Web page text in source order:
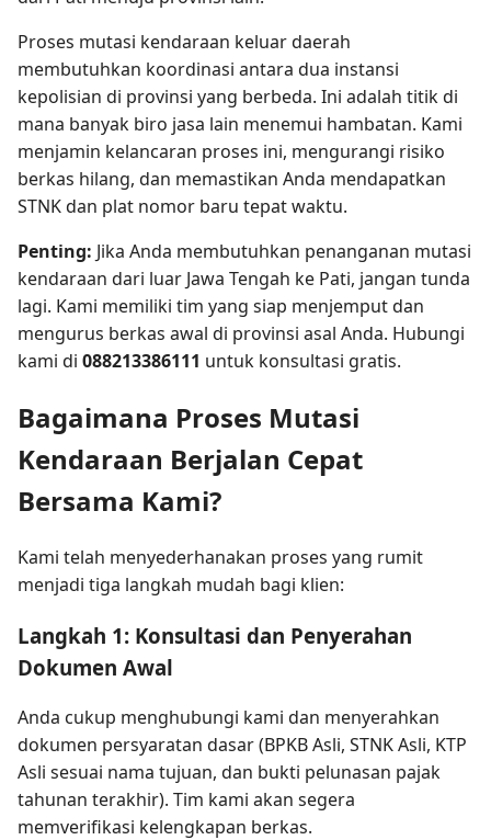
Proses mutasi kendaraan keluar daerah
membutuhkan koordinasi antara dua instansi
kepolisian di provinsi yang berbeda. Ini adalah titik di
mana banyak biro jasa lain menemui hambatan. Kami
menjamin kelancaran proses ini, mengurangi risiko
berkas hilang, dan memastikan Anda mendapatkan
STNK dan plat nomor baru tepat waktu.
Penting: Jika Anda membutuhkan penanganan mutasi
kendaraan dari luar Jawa Tengah ke Pati, jangan tunda
lagi. Kami memiliki tim yang siap menjemput dan
mengurus berkas awal di provinsi asal Anda. Hubungi
kami di 088213386111 untuk konsultasi gratis.
Bagaimana Proses Mutasi
Kendaraan Berjalan Cepat
Bersama Kami?
Kami telah menyederhanakan proses yang rumit
menjadi tiga langkah mudah bagi klien:
Langkah 1: Konsultasi dan Penyerahan
Dokumen Awal
Anda cukup menghubungi kami dan menyerahkan
dokumen persyaratan dasar (BPKB Asli, STNK Asli, KTP
Asli sesuai nama tujuan, dan bukti pelunasan pajak
tahunan terakhir). Tim kami akan segera
memverifikasi kelengkapan berkas.